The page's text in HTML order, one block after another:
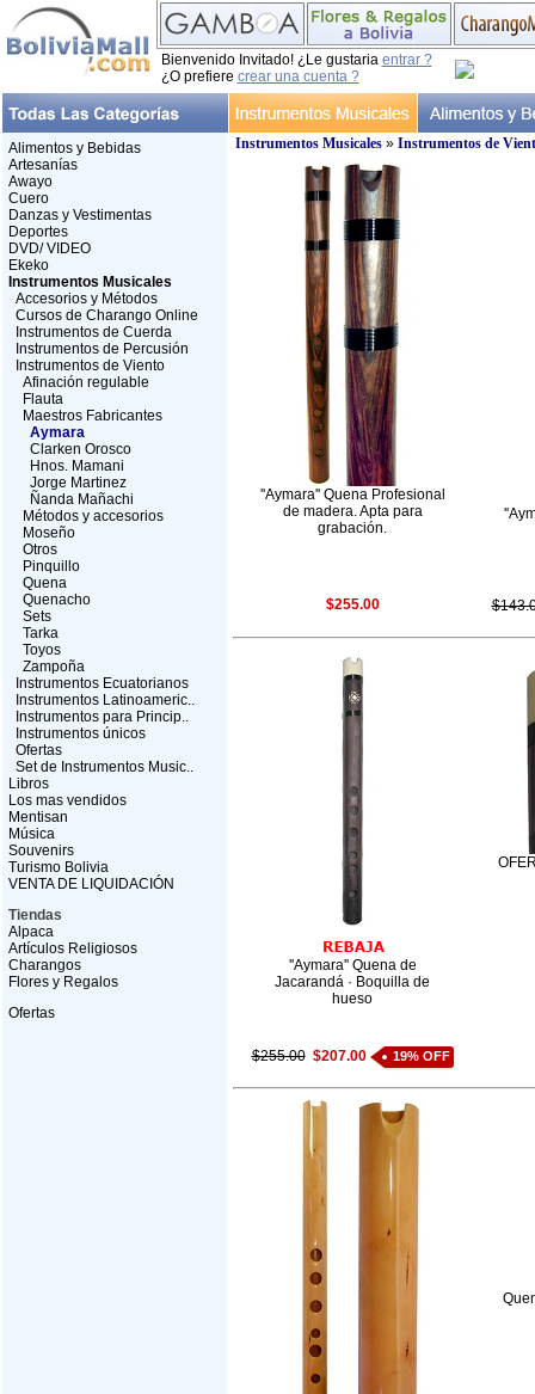
Bienvenido Invitado! ¿Le gustaria entrar ?
¿O prefiere crear una cuenta ?
Alimentos y Bebidas
Artesanías
Awayo
Cuero
Danzas y Vestimentas
Deportes
DVD/ VIDEO
Ekeko
Instrumentos Musicales
Accesorios y Métodos
Cursos de Charango Online
Instrumentos de Cuerda
Instrumentos de Percusión
Instrumentos de Viento
Afinación regulable
Flauta
Maestros Fabricantes
Aymara
Clarken Orosco
Hnos. Mamani
Jorge Martinez
Ñanda Mañachi
Métodos y accesorios
Moseño
Otros
Pinquillo
Quena
Quenacho
Sets
Tarka
Toyos
Zampoña
Instrumentos Ecuatorianos
Instrumentos Latinoameric..
Instrumentos para Princip..
Instrumentos únicos
Ofertas
Set de Instrumentos Music..
Libros
Los mas vendidos
Mentisan
Música
Souvenirs
Turismo Bolivia
VENTA DE LIQUIDACIÓN
Tiendas
Alpaca
Artículos Religiosos
Charangos
Flores y Regalos
Ofertas
Instrumentos Musicales» Instrumentos de
''Aymara'' Quena Profesional
de madera. Apta para
grabación.
$255.00
''Aymara'' Quena de
Jacarandá · Boquilla de
hueso
$255.00$207.00 19% OFF